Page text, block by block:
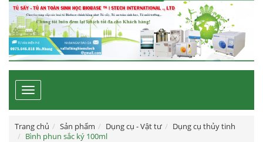
Toggle
navigation
Trang chủ Sản phẩm Dụng cụ - Vật tư
Dụng cụ thủy tinh
Bình phun sắc ký 100ml